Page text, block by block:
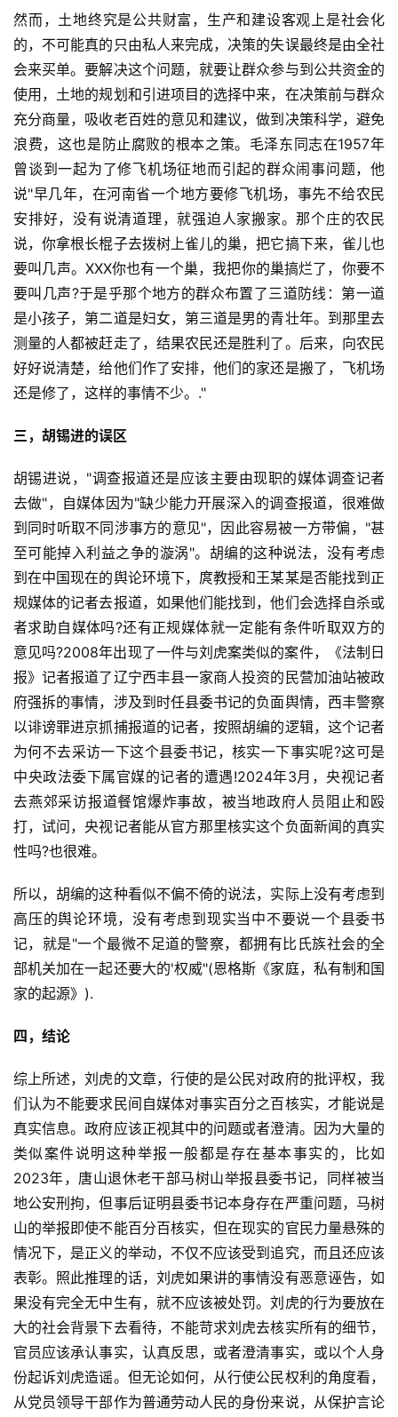
首
页
文
章
分
类
专
题
列
表
快
讯
更
页
然而，土地终究是公共财富，生产和建设客观上是社会化
的，不可能真的只由私人来完成，决策的失误最终是由全社
会来买单。要解决这个问题，就要让群众参与到公共资金的
使用，土地的规划和引进项目的选择中来，在决策前与群众
充分商量，吸收老百姓的意见和建议，做到决策科学，避免
浪费，这也是防止腐败的根本之策。毛泽东同志在1957年
曾谈到一起为了修飞机场征地而引起的群众闹事问题，他
说"早几年，在河南省一个地方要修飞机场，事先不给农民
安排好，没有说清道理，就强迫人家搬家。那个庄的农民
说，你拿根长棍子去拨树上雀儿的巢，把它搞下来，雀儿也
要叫几声。XXX你也有一个巢，我把你的巢搞烂了，你要不
要叫几声?于是乎那个地方的群众布置了三道防线：第一道
是小孩子，第二道是妇女，第三道是男的青壮年。到那里去
测量的人都被赶走了，结果农民还是胜利了。后来，向农民
好好说清楚，给他们作了安排，他们的家还是搬了，飞机场
还是修了，这样的事情不少。."
三，胡锡进的误区
胡锡进说，"调查报道还是应该主要由现职的媒体调查记者
去做"，自媒体因为"缺少能力开展深入的调查报道，很难做
到同时听取不同涉事方的意见"，因此容易被一方带偏，"甚
至可能掉入利益之争的漩涡"。胡编的这种说法，没有考虑
到在中国现在的舆论环境下，庹教授和王某某是否能找到正
规媒体的记者去报道，如果他们能找到，他们会选择自杀或
者求助自媒体吗?还有正规媒体就一定能有条件听取双方的
意见吗?2008年出现了一件与刘虎案类似的案件，《法制日
报》记者报道了辽宁西丰县一家商人投资的民营加油站被政
府强拆的事情，涉及到时任县委书记的负面舆情，西丰警察
以诽谤罪进京抓捕报道的记者，按照胡编的逻辑，这个记者
为何不去采访一下这个县委书记，核实一下事实呢?这可是
中央政法委下属官媒的记者的遭遇!2024年3月，央视记者
去燕郊采访报道餐馆爆炸事故，被当地政府人员阻止和殴
打，试问，央视记者能从官方那里核实这个负面新闻的真实
性吗?也很难。
所以，胡编的这种看似不偏不倚的说法，实际上没有考虑到
高压的舆论环境，没有考虑到现实当中不要说一个县委书
记，就是"一个最微不足道的警察，都拥有比氏族社会的全
部机关加在一起还要大的'权威"(恩格斯《家庭，私有制和国
家的起源》).
四，结论
综上所述，刘虎的文章，行使的是公民对政府的批评权，我
们认为不能要求民间自媒体对事实百分之百核实，才能说是
真实信息。政府应该正视其中的问题或者澄清。因为大量的
类似案件说明这种举报一般都是存在基本事实的，比如
2023年，唐山退休老干部马树山举报县委书记，同样被当
地公安刑拘，但事后证明县委书记本身存在严重问题，马树
山的举报即使不能百分百核实，但在现实的官民力量悬殊的
情况下，是正义的举动，不仅不应该受到追究，而且还应该
表彰。照此推理的话，刘虎如果讲的事情没有恶意诬告，如
果没有完全无中生有，就不应该被处罚。刘虎的行为要放在
大的社会背景下去看待，不能苛求刘虎去核实所有的细节，
官员应该承认事实，认真反思，或者澄清事实，或以个人身
份起诉刘虎造谣。但无论如何，从行使公民权利的角度看，
从党员领导干部作为普通劳动人民的身份来说，从保护言论